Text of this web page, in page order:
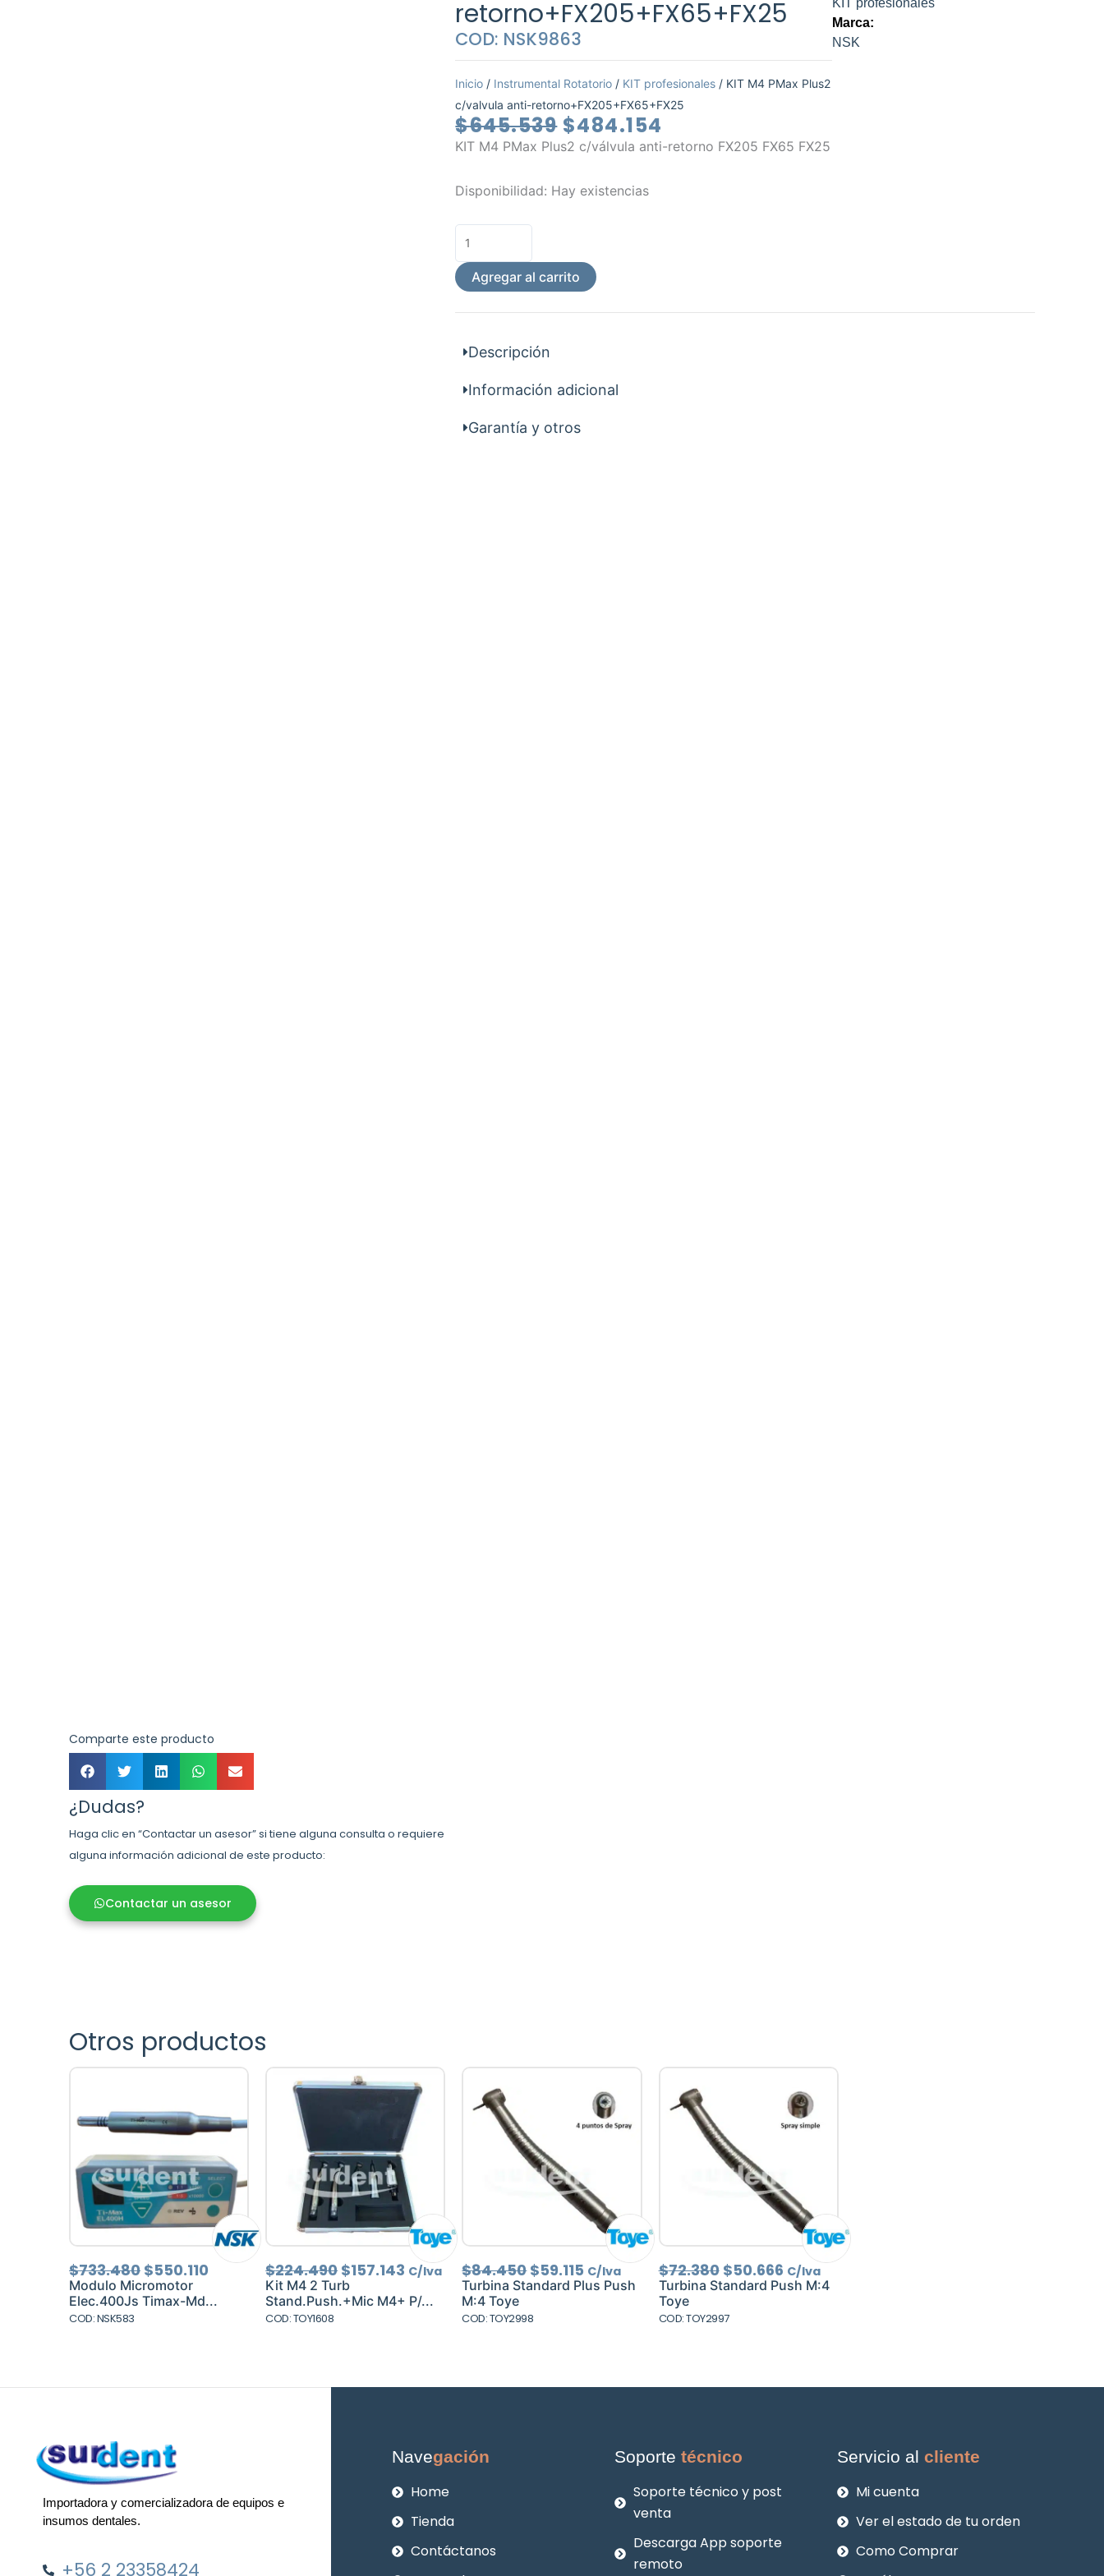
Comparte este producto
¿Dudas?
Haga clic en “Contactar un asesor” si tiene alguna consulta o requiere
alguna información adicional de este producto:
Contactar un asesor
retorno+FX205+FX65+FX25
COD: NSK9863
Inicio / Instrumental Rotatorio / KIT profesionales / KIT M4 PMax Plus2
c/valvula anti-retorno+FX205+FX65+FX25
$645.539 El
precio
era:
$645.539.
$484.154
precio
KIT M4 PMax Plus2 c/válvula anti-retorno FX205 FX65 FX25
Disponibilidad: Hay existencias
KIT
PMax
c/valvula
anti-
retorno+FX205+FX65+FX25
Agregar al carrito
KIT profesionales
Marca:
NSK
Descripción
Información adicional
Garantía y otros
Otros productos
$733.480 El
precio
original
era:
$550.110
$550.110.
Modulo Micromotor
Elec.400Js Timax-Md...
COD: NSK583
$224.490El
precio
original
era:
$157.143 El
precio
actual
es:
$157.143.
C/Iva
Kit M4 2 Turb
Stand.Push.+Mic M4+ P/...
COD: TOY1608
$84.450El
precio
era:
$84.450.
$59.115 El
precio
C/Iva
Turbina Standard Plus Push
M:4 Toye
COD: TOY2998
$72.380 El
precio
era:
$72.380.
$50.666El
precio
C/Iva
Turbina Standard Push M:4
Toye
COD: TOY2997
Importadora y comercializadora de equipos e
insumos dentales.
+56 2 23358424
Navegación
Home
Tienda
Contáctanos
Soportetécnico
Soporte técnico y post
venta
Descarga App soporte
remoto
Servicio alcliente
Mi cuenta
Ver el estado de tu orden
Como Comprar